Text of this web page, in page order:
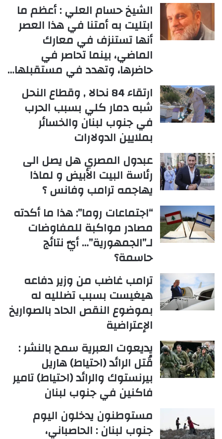
الشيخ حسام العلي : أعظم ما
ابتليت به أمتنا في هذا العصر
أنها تستنزف في معارك
الماضي، بينما تحاصر في
حاضرها، وتهدد في مستقبلها…
ارتقاء 84 نحالا , وقطاع النحل
شبه دمار كلي بسبب الحرب
في جنوب لبنان والخسائر
بملايين الدولارات
عبدول المصري هل يصل الى
رئاسة البيت الأبيض و لماذا
يهاجمه ترامب وفانس ؟
“اجتماعات روما”: هذا ما أكدته
مصادر مواكبة للمفاوضات
لـ”الجمهورية”… أيّ نتائج
حاسمة؟
ترامب غاضب من وزير دفاعه
هيغيست بسبب تضلليه له
بموضوع النقص الحاد بالصواريخ
الإعتراضية
يديعوت العبرية سمح بالنشر :
قُتل الرائد (احتياط) هاريل
بيرنستوك والرائد (احتياط) تامير
فاكنين في جنوب لبنان
مستوطنون يدخلون اليوم
جنوب لبنان : الحاصباني،